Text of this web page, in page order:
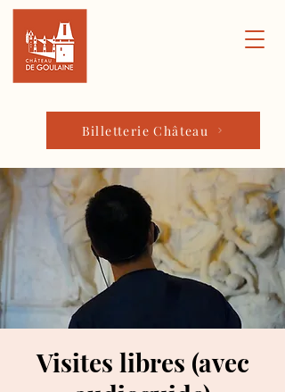
Billetterie Château
Visites libres (avec